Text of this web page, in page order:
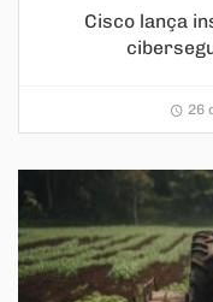
Cisco lança
26